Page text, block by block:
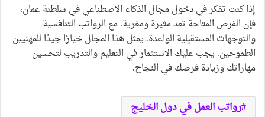
إذا كنت تفكر في دخول مجال الذكاء الاصطناعي في سلطنة عمان،
فإن الفرص المتاحة تعد مثيرة ومغرية. مع الرواتب التنافسية
والتوجهات المستقبلية الواعدة، يمثل هذا المجال خيارًا جيدًا للمهنيين
الطموحين. يجب عليك الاستثمار في التعليم والتدريب لتحسين
مهاراتك وزيادة فرصك في النجاح.
رواتب العمل في دول الخليج